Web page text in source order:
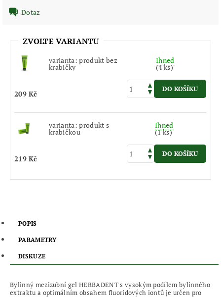
Dotaz
ZVOLTE VARIANTU
varianta: produkt bez
krabičky
Ihned
(4 ks)
209 Kč
varianta: produkt s
krabičkou
Ihned
(1 ks)
219 Kč
POPIS
PARAMETRY
DISKUZE
Bylinný mezizubní gel HERBADENT s vysokým podílem bylinného
extraktu a optimálním obsahem fluoridových iontů je určen pro